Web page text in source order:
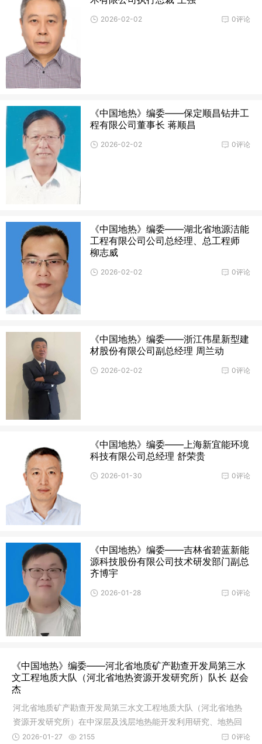
0评论
2026-02-02
《中国地热》编委——保定顺昌钻井工
程有限公司董事长 蒋顺昌
0评论
2026-02-02
《中国地热》编委——湖北省地源洁能
工程有限公司公司总经理、总工程师
柳志威
0评论
2026-02-02
《中国地热》编委——浙江伟星新型建
材股份有限公司副总经理 周兰动
0评论
2026-02-02
《中国地热》编委——上海新宜能环境
科技有限公司总经理 舒荣贵
0评论
2026-01-30
《中国地热》编委——吉林省碧蓝新能
源科技股份有限公司技术研发部门副总
齐博宇
0评论
2026-01-28
《中国地热》编委——河北省地质矿产勘查开发局第三水
文工程地质大队（河北省地热资源开发研究所）队长 赵会
杰
河北省地质矿产勘查开发局第三水文工程地质大队（河北省地热
资源开发研究所）在中深层及浅层地热能开发利用研究、地热回
灌技术、地热资源保护等方面取得了巨大成绩。队长赵会杰应邀
0评论
2026-01-27 2155